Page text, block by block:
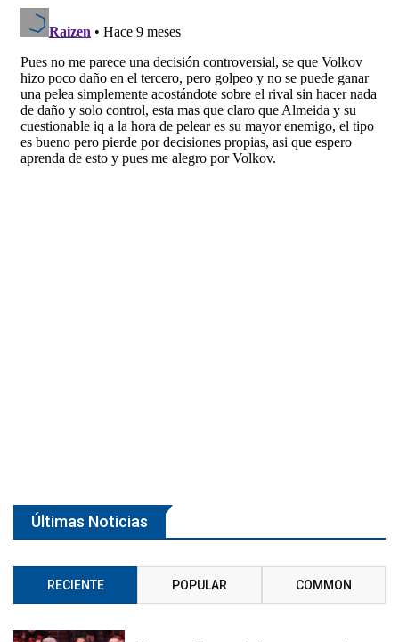
Últimas Noticias
RECIENTE POPULAR COMMON